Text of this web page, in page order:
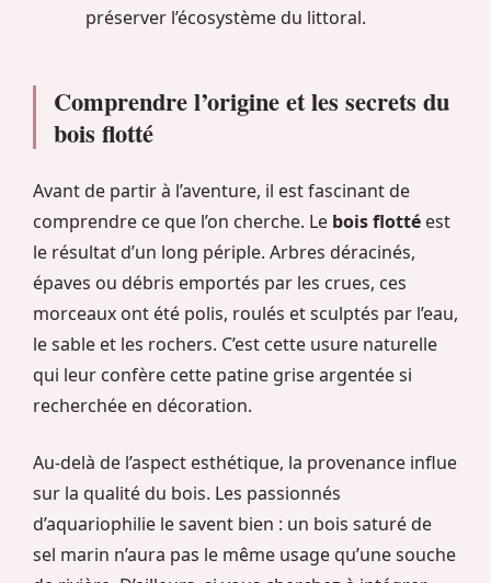
préserver l’écosystème du littoral.
Comprendre l’origine et les secrets du
bois flotté
Avant de partir à l’aventure, il est fascinant de
comprendre ce que l’on cherche. Le bois flotté est
le résultat d’un long périple. Arbres déracinés,
épaves ou débris emportés par les crues, ces
morceaux ont été polis, roulés et sculptés par l’eau,
le sable et les rochers. C’est cette usure naturelle
qui leur confère cette patine grise argentée si
recherchée en décoration.
Au-delà de l’aspect esthétique, la provenance influe
sur la qualité du bois. Les passionnés
d’aquariophilie le savent bien : un bois saturé de
sel marin n’aura pas le même usage qu’une souche